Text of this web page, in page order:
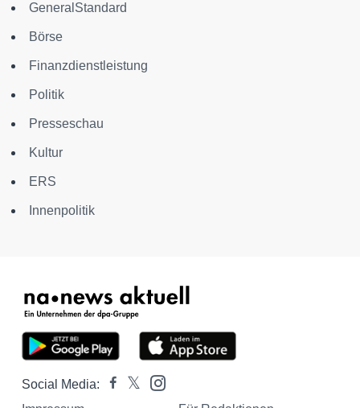
GeneralStandard
Börse
Finanzdienstleistung
Politik
Presseschau
Kultur
ERS
Innenpolitik
Social Media: